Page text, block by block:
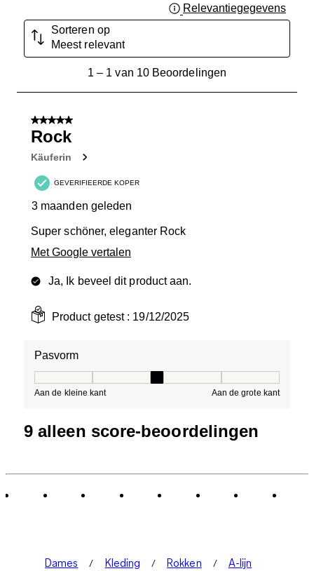
Relevantiegegevens
Sorteren op
Meest relevant
van
Beoordelingen.
1 – 1 van 10 Beoordelingen
5 van 5 sterren.
Rock
Käuferin
GEVERIFIEERDE KOPER
3 maanden geleden
Super schöner, eleganter Rock
Met Google vertalen
Ja, Ik beveel dit product aan.
Product getest : 19/12/2025
Pasvorm
Aan de kleine kant Aan de grote kant
9 alleen score-beoordelingen
Dames Kleding Rokken
A-lijn